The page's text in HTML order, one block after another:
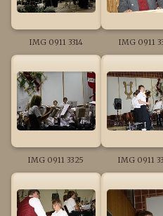
IMG 0911 3314 IMG 0911
IMG 0911 3325 IMG 0911